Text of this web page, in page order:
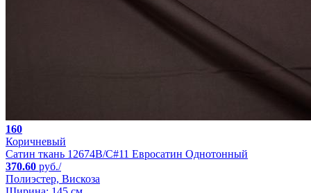
160
Коричневый
Сатин ткань 12674B/C#11 Евросатин Однотонный
370.60 руб./
Полиэстер, Вискоза